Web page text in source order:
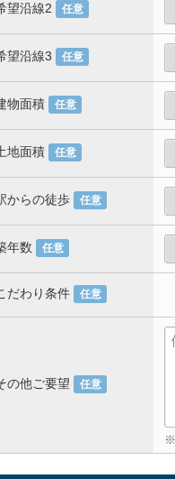
望沿線2 任意
望沿線3 任意
物面積 任意
地面積 任意
からの徒歩 任意
年数 任意
だわり条件 任意
の他ご要望 任意
※